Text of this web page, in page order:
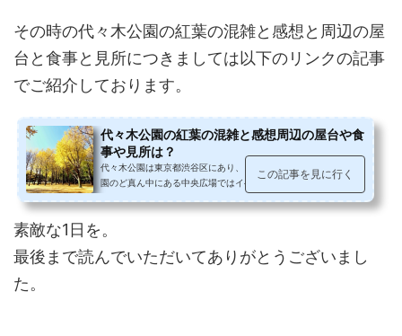
その時の代々木公園の紅葉の混雑と感想と周辺の屋
台と食事と見所につきましては以下のリンクの記事
でご紹介しております。
代々木公園の紅葉の混雑と感想周辺の屋台や食
事や見所は？
代々木公園は東京都渋谷区にあり、電車でのアクセスが良く、公
園のど真ん中にある中央広場ではイベントが数多く行われたり
この記事を見に行く
素敵な1日を。
最後まで読んでいただいてありがとうございまし
た。